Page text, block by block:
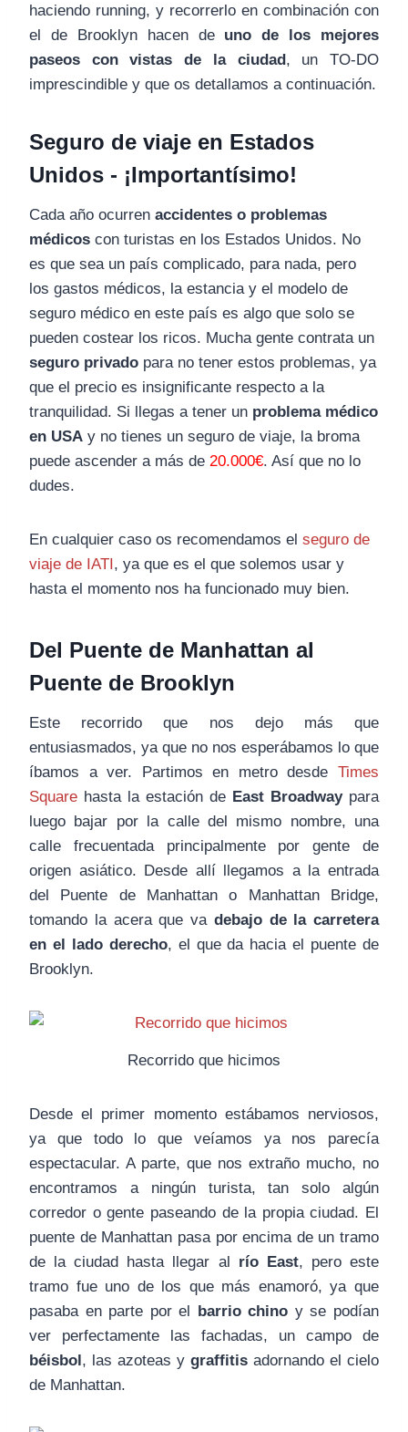
haciendo running, y recorrerlo en combinación con
el de Brooklyn hacen de uno de los mejores
paseos con vistas de la ciudad, un TO-DO
imprescindible y que os detallamos a continuación.
Seguro de viaje en Estados
Unidos - ¡Importantísimo!
Cada año ocurren accidentes o problemas
médicos con turistas en los Estados Unidos. No
es que sea un país complicado, para nada, pero
los gastos médicos, la estancia y el modelo de
seguro médico en este país es algo que solo se
pueden costear los ricos. Mucha gente contrata un
seguro privado para no tener estos problemas, ya
que el precio es insignificante respecto a la
tranquilidad. Si llegas a tener un problema médico
en USA y no tienes un seguro de viaje, la broma
puede ascender a más de 20.000€. Así que no lo
dudes.
En cualquier caso os recomendamos el seguro de
viaje de IATI, ya que es el que solemos usar y
hasta el momento nos ha funcionado muy bien.
Del Puente de Manhattan al
Puente de Brooklyn
Este recorrido que nos dejo más que
entusiasmados, ya que no nos esperábamos lo que
íbamos a ver. Partimos en metro desde Times
Square hasta la estación de East Broadwaypara
luego bajar por la calle del mismo nombre, una
calle frecuentada principalmente por gente de
origen asiático. Desde allí llegamos a la entrada
del Puente de Manhattan o Manhattan Bridge,
tomando la acera que va debajo de la carretera
en el lado derecho, el que da hacia el puente de
Brooklyn.
Recorrido que hicimos
Desde el primer momento estábamos nerviosos,
ya que todo lo que veíamos ya nos parecía
espectacular. A parte, que nos extraño mucho, no
encontramos a ningún turista, tan solo algún
corredor o gente paseando de la propia ciudad. El
puente de Manhattan pasa por encima de un tramo
de la ciudad hasta llegar al río East, pero este
tramo fue uno de los que más enamoró, ya que
pasaba en parte por el barrio chino y se podían
ver perfectamente las fachadas, un campo de
béisbol, las azoteas y graffitis adornando el cielo
de Manhattan.